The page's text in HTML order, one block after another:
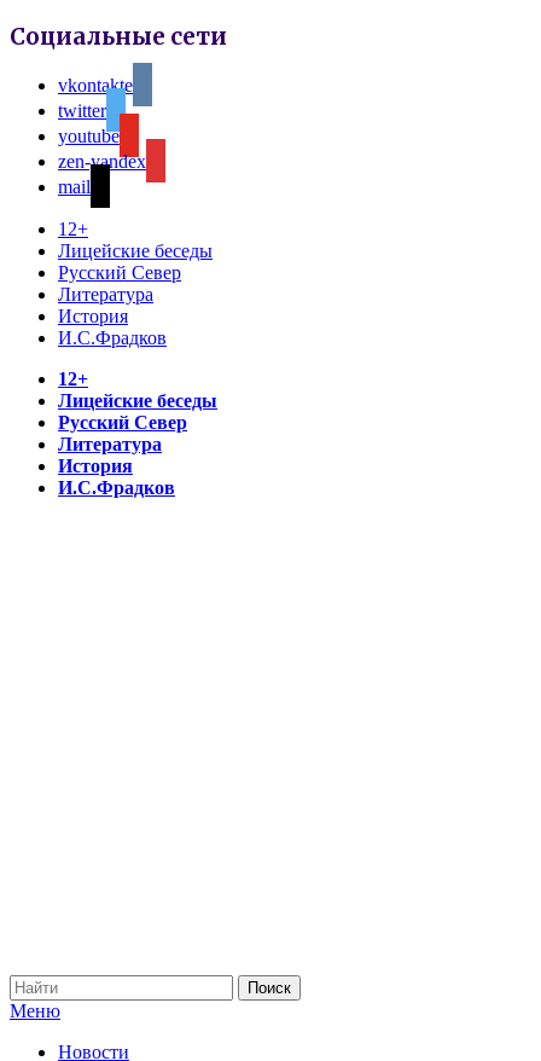
Социальные сети
vkontakte
twitter
youtube
zen-yandex
mail
12+
Лицейские беседы
Русский Север
Литература
История
И.С.Фрадков
12+
Лицейские беседы
Русский Север
Литература
История
И.С.Фрадков
Меню
Новости